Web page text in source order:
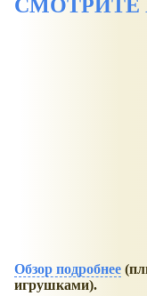
СМОТРИТЕ
Обзор подробнее
игрушками).